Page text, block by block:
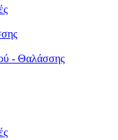
- Θαλάσσης